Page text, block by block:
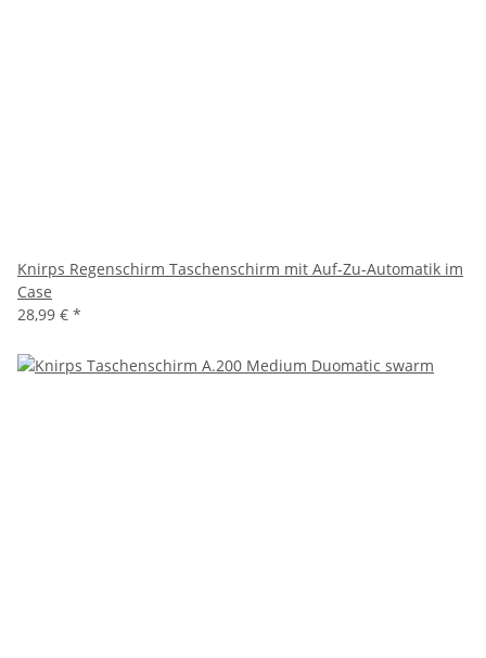
Knirps Regenschirm Taschenschirm mit Auf-Zu-Automatik im
Case
28,99 € *